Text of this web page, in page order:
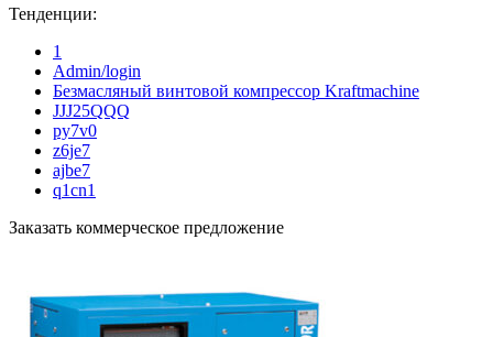
Тенденции:
1
Admin/login
Безмасляный винтовой компрессор Kraftmaсhine
JJJ25QQQ
py7v0
z6je7
ajbe7
q1cn1
Заказать коммерческое предложение